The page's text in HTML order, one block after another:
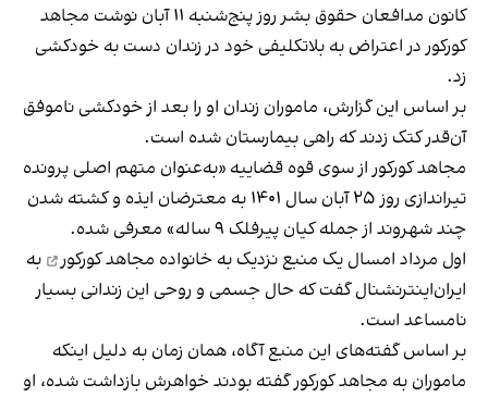
کانون مدافعان حقوق بشر روز پنج‌شنبه ۱۱ آبان نوشت مجاهد
کورکور در اعتراض به بلاتکلیفی خود در زندان دست به خودکشی
زد.
بر اساس این گزارش، ماموران زندان او را بعد از خودکشی ناموفق
آن‌قدر کتک زدند که راهی بیمارستان شده است.
مجاهد کورکور از سوی قوه قضاییه «به‌عنوان متهم اصلی پرونده
تیراندازی روز ۲۵ آبان سال ۱۴۰۱ به معترضان ایذه و کشته شدن
چند شهروند از جمله کیان پیرفلک ۹ ساله» معرفی شده.
اول مرداد امسال یک منبع نزدیک به خانواده مجاهد کورکور
به
ایران‌اینترنشنال گفت که حال جسمی و روحی این زندانی بسیار
نامساعد است.
بر اساس گفته‌های این منبع آگاه، همان زمان به دلیل اینکه
ماموران به مجاهد کورکور گفته بودند خواهرش بازداشت شده، او